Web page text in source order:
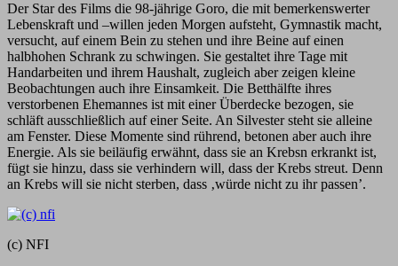
Der Star des Films die 98-jährige Goro, die mit bemerkenswerter
Lebenskraft und –willen jeden Morgen aufsteht, Gymnastik macht,
versucht, auf einem Bein zu stehen und ihre Beine auf einen
halbhohen Schrank zu schwingen. Sie gestaltet ihre Tage mit
Handarbeiten und ihrem Haushalt, zugleich aber zeigen kleine
Beobachtungen auch ihre Einsamkeit. Die Betthälfte ihres
verstorbenen Ehemannes ist mit einer Überdecke bezogen, sie
schläft ausschließlich auf einer Seite. An Silvester steht sie alleine
am Fenster. Diese Momente sind rührend, betonen aber auch ihre
Energie. Als sie beiläufig erwähnt, dass sie an Krebsn erkrankt ist,
fügt sie hinzu, dass sie verhindern will, dass der Krebs streut. Denn
an Krebs will sie nicht sterben, dass ‚würde nicht zu ihr passen’.
(c) NFI